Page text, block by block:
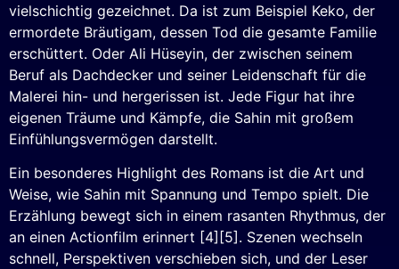
vielschichtig gezeichnet. Da ist zum Beispiel Keko, der
ermordete Bräutigam, dessen Tod die gesamte Familie
erschüttert. Oder Ali Hüseyin, der zwischen seinem
Beruf als Dachdecker und seiner Leidenschaft für die
Malerei hin- und hergerissen ist. Jede Figur hat ihre
eigenen Träume und Kämpfe, die Sahin mit großem
Einfühlungsvermögen darstellt.
Ein besonderes Highlight des Romans ist die Art und
Weise, wie Sahin mit Spannung und Tempo spielt. Die
Erzählung bewegt sich in einem rasanten Rhythmus, der
an einen Actionfilm erinnert [4][5]. Szenen wechseln
schnell, Perspektiven verschieben sich, und der Leser